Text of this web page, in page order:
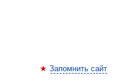
Запомнить сайт